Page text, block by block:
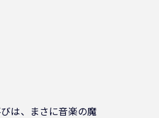
は、まさに音楽の魔